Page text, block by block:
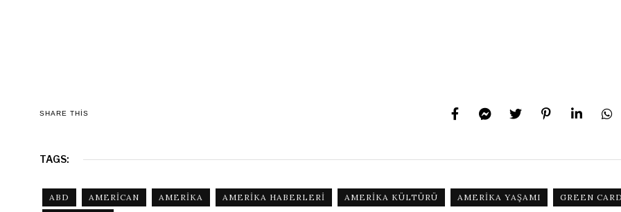
SHARE THIS
TAGS:
ABD AMERICAN AMERIKA AMERIKA HABERLERI AMERIKA KÜLTÜRÜ AMERIKA YAŞAMI GREEN CARD